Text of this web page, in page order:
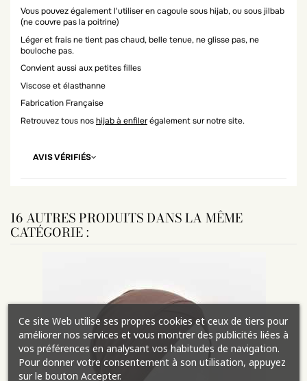
Vous pouvez également l'utiliser en cagoule sous hijab, ou sous jilbab
(ne couvre pas la poitrine)
Léger et frais ne tient pas chaud, belle tenue, ne glisse pas, ne
bouloche pas.
Convient aussi aux petites filles
Viscose et élasthanne
Fabrication Française
Retrouvez tous noshijab à enfilerégalement sur notre site.
AVIS VÉRIFIÉS
16 AUTRES PRODUITS DANS LA MÊME
CATÉGORIE :
Ce site Web utilise ses propres cookies et ceux de tiers pour
améliorer nos services et vous montrer des publicités liées à
vos préférences en analysant vos habitudes de navigation.
Pour donner votre consentement à son utilisation, appuyez
sur le bouton Accepter.